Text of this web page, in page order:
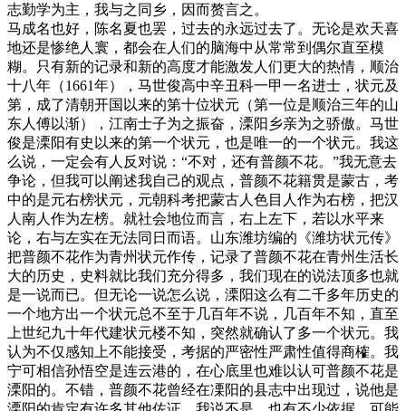
志勤学为主，我与之同乡，因而赘言之。
马成名也好，陈名夏也罢，过去的永远过去了。无论是欢天喜
地还是惨绝人寰，都会在人们的脑海中从常常到偶尔直至模
糊。只有新的记录和新的高度才能激发人们更大的热情，顺治
十八年（1661年），马世俊高中辛丑科一甲一名进士，状元及
第，成了清朝开国以来的第十位状元（第一位是顺治三年的山
东人傅以渐），江南士子为之振奋，溧阳乡亲为之骄傲。马世
俊是溧阳有史以来的第一个状元，也是唯一的一个状元。我这
么说，一定会有人反对说：“不对，还有普颜不花。”我无意去
争论，但我可以阐述我自己的观点，普颜不花籍贯是蒙古，考
中的是元右榜状元，元朝科考把蒙古人色目人作为右榜，把汉
人南人作为左榜。就社会地位而言，右上左下，若以水平来
论，右与左实在无法同日而语。山东潍坊编的《潍坊状元传》
把普颜不花作为青州状元作传，记录了普颜不花在青州生活长
大的历史，史料就比我们充分得多，我们现在的说法顶多也就
是一说而已。但无论一说怎么说，溧阳这么有二千多年历史的
一个地方出一个状元总不至于几百年不说，几百年不知，直至
上世纪九十年代建状元楼不知，突然就确认了多一个状元。我
认为不仅感知上不能接受，考据的严密性严肃性值得商榷。我
宁可相信孙悟空是连云港的，在心底里也难以认可普颜不花是
溧阳的。不错，普颜不花曾经在凓阳的县志中出现过，说他是